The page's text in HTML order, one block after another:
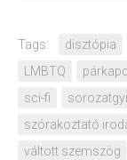
Tags: disztópia
LMBTQ
sci-fi
szórakoztató
váltott szemszög